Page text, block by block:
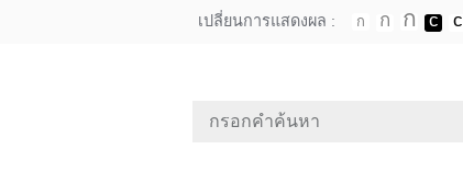
เปลี่ยนการแสดงผล :